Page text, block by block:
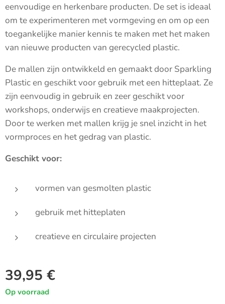
eenvoudige en herkenbare producten. De set is ideaal
om te experimenteren met vormgeving en om op een
toegankelijke manier kennis te maken met het maken
van nieuwe producten van gerecycled plastic.
De mallen zijn ontwikkeld en gemaakt door Sparkling
Plastic en geschikt voor gebruik met een hitteplaat. Ze
zijn eenvoudig in gebruik en zeer geschikt voor
workshops, onderwijs en creatieve maakprojecten.
Door te werken met mallen krijg je snel inzicht in het
vormproces en het gedrag van plastic.
Geschikt voor:
vormen van gesmolten plastic
gebruik met hitteplaten
creatieve en circulaire projecten
39,95 €
Op voorraad